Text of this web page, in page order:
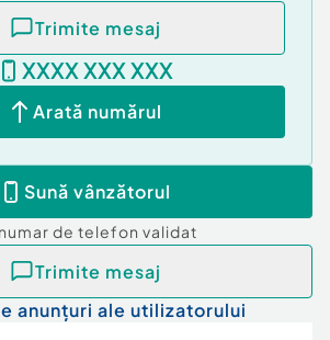
Trimite mesaj
XXXX XXX XXX
Arată numărul
Sună vânzătorul
numar de telefon validat
Trimite mesaj
anunțuri ale utilizatorului